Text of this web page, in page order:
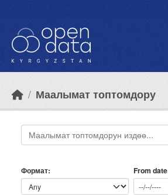
Маалымат топтомдору
Формат From date